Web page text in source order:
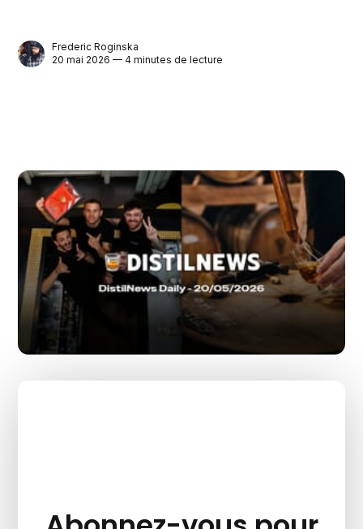
Frederic Roginska
20 mai 2026 — 4 minutes de lecture